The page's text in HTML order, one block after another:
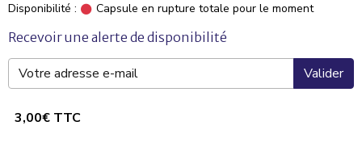
Disponibilité :
Capsule en rupture totale pour le moment
Recevoir une alerte de disponibilité
Valider
3,00€ TTC